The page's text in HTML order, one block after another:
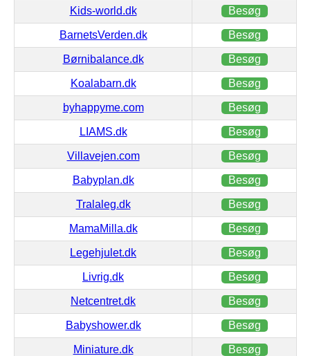
Kids-world.dk Besøg
BarnetsVerden.dk Besøg
Børnibalance.dk Besøg
Koalabarn.dk Besøg
byhappyme.com Besøg
LIAMS.dk Besøg
Villavejen.com Besøg
Babyplan.dk Besøg
Tralaleg.dk Besøg
MamaMilla.dk Besøg
Legehjulet.dk Besøg
Livrig.dk Besøg
Netcentret.dk Besøg
Babyshower.dk Besøg
Miniature.dk Besøg